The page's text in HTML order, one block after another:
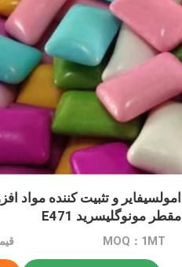
امولسیفایر و تثبیت کننده مواد
مقطر مونوگلیسرید E471
MOQ：1MT